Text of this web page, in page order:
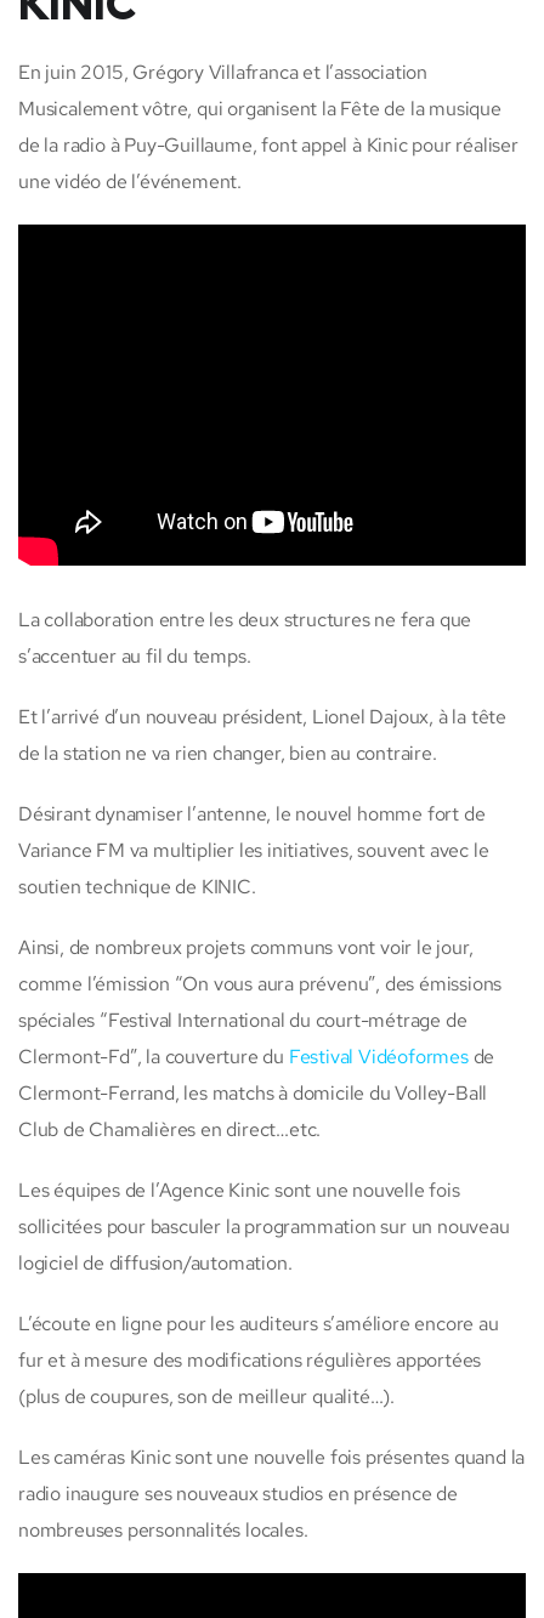
En juin 2015, Grégory Villafranca et l’association
Musicalement vôtre, qui organisent la Fête de la musique
de la radio à Puy-Guillaume, font appel à Kinic pour réaliser
une vidéo de l’événement.
La collaboration entre les deux structures ne fera que
s’accentuer au fil du temps.
Et l’arrivé d’un nouveau président, Lionel Dajoux, à la tête
de la station ne va rien changer, bien au contraire.
Désirant dynamiser l’antenne, le nouvel homme fort de
Variance FM va multiplier les initiatives, souvent avec le
soutien technique de KINIC.
Ainsi, de nombreux projets communs vont voir le jour,
comme l’émission “On vous aura prévenu”, des émissions
spéciales “Festival International du court-métrage de
Clermont-Fd”, la couverture du Festival Vidéoformesde
Clermont-Ferrand, les matchs à domicile du Volley-Ball
Club de Chamalières en direct…etc.
Les équipes de l’Agence Kinic sont une nouvelle fois
sollicitées pour basculer la programmation sur un nouveau
logiciel de diffusion/automation.
L’écoute en ligne pour les auditeurs s’améliore encore au
fur et à mesure des modifications régulières apportées
(plus de coupures, son de meilleur qualité…).
Les caméras Kinic sont une nouvelle fois présentes quand la
radio inaugure ses nouveaux studios en présence de
nombreuses personnalités locales.